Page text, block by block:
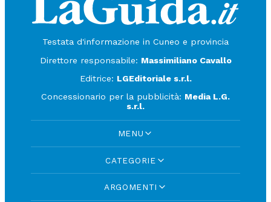
Testata d'informazione in Cuneo e provincia
Direttore responsabile: Massimiliano Cavallo
Editrice: LGEditoriale s.r.l.
Concessionario per la pubblicità: Media L.G.
s.r.l.
MENU
CATEGORIE
ARGOMENTI